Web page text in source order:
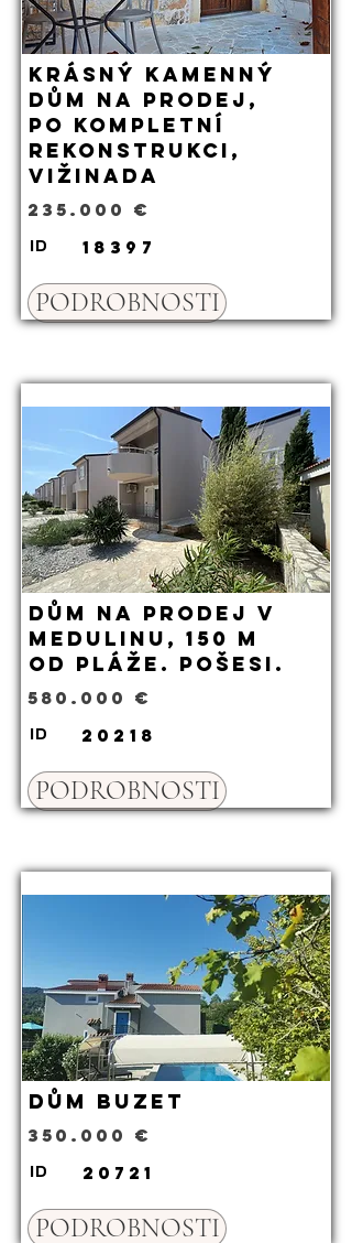
Krásný kamenný
dům na prodej,
po kompletní
rekonstrukci,
Vižinada
235.000 €
ID 18397
PODROBNOSTI
Dům na prodej v
Medulinu, 150 m
od pláže. Pošesi.
580.000 €
ID 20218
PODROBNOSTI
Dům Buzet
350.000 €
ID 20721
PODROBNOSTI